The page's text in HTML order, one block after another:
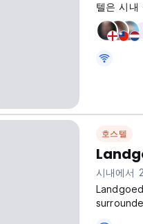
텔은 시내
호스텔
시내에서